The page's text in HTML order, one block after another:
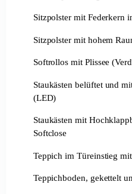
Sitzpolster mit Federkern
Sitzpolster mit hohem
Softrollos mit Plissee
Staukästen belüftet und
(LED)
Staukästen mit
Softclose
Teppich im Türeinstieg
Teppichboden, gekettelt